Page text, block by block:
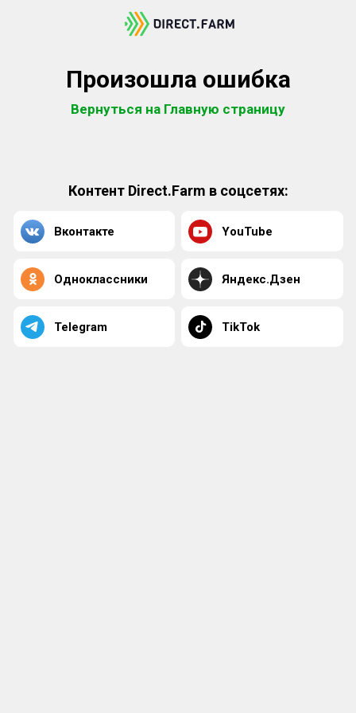
Произошла ошибка
Вернуться на Главную страницу
Контент Direct.Farm в соцсетях:
Вконтакте YouTube
Одноклассники Яндекс.Дзен
Telegram TikTok